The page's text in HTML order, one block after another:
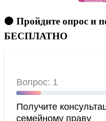
🟠 Пройдите опрос и
БЕСПЛАТНО